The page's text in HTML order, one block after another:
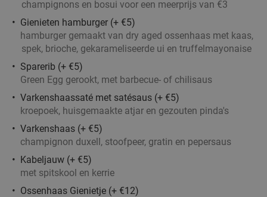
champignons en bosui voor een meerprijs van €3
Gienieten hamburger (+ €5)
hamburger gemaakt van dry aged ossenhaas met kaas,
spek, brioche, gekarameliseerde ui en truffelmayonaise
Sparerib (+ €5)
Green Egg gerookt, met barbecue- of chilisaus
Varkenshaassaté met satésaus (+ €5)
kroepoek, huisgemaakte atjar en gezouten pinda's
Varkenshaas (+ €5)
champignon duxell, stoofpeer, gratin en pepersaus
Kabeljauw (+ €5)
met spitskool en kerrie
Ossenhaas Gienietje (+ €12)